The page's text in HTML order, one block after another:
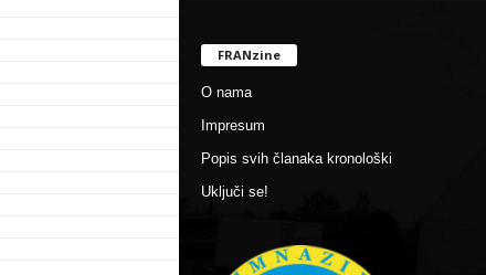
FRANzine
O nama
Impresum
Popis svih članaka kronološki
Uključi se!